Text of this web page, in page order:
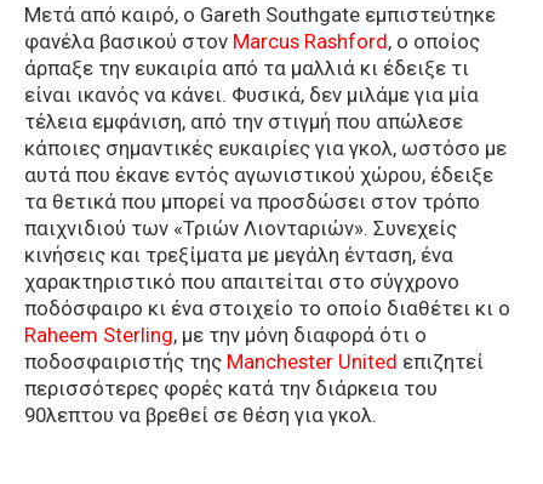
Μετά από καιρό, ο Gareth Southgate εμπιστεύτηκε
φανέλα βασικού στον Marcus Rashford, ο οποίος
άρπαξε την ευκαιρία από τα μαλλιά κι έδειξε τι
είναι ικανός να κάνει. Φυσικά, δεν μιλάμε για μία
τέλεια εμφάνιση, από την στιγμή που απώλεσε
κάποιες σημαντικές ευκαιρίες για γκολ, ωστόσο με
αυτά που έκανε εντός αγωνιστικού χώρου, έδειξε
τα θετικά που μπορεί να προσδώσει στον τρόπο
παιχνιδιού των «Τριών Λιονταριών». Συνεχείς
κινήσεις και τρεξίματα με μεγάλη ένταση, ένα
χαρακτηριστικό που απαιτείται στο σύγχρονο
ποδόσφαιρο κι ένα στοιχείο το οποίο διαθέτει κι ο
Raheem Sterling, με την μόνη διαφορά ότι ο
ποδοσφαιριστής της Manchester United επιζητεί
περισσότερες φορές κατά την διάρκεια του
90λεπτου να βρεθεί σε θέση για γκολ.